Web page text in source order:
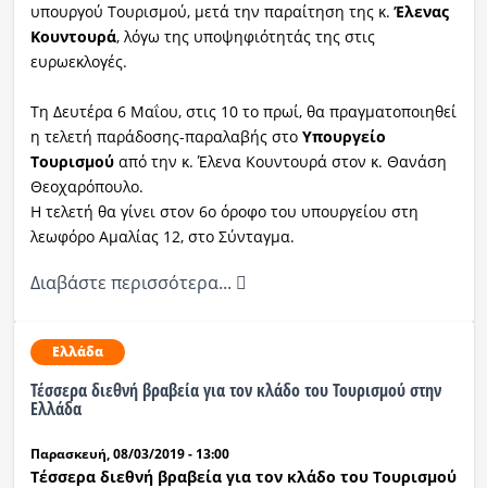
Ραδιόφωνο
Εκπομπές
Πολιτισμός
υπουργού Τουρισμού, μετά την παραίτηση της κ.Έλενας
Κουντουρά, λόγω της υποψηφιότητάς της στις
ευρωεκλογές.
Τη Δευτέρα 6 Μαΐου, στις 10 το πρωί, θα πραγματοποιηθεί
η τελετή παράδοσης-παραλαβής στο Υπουργείο
Τουρισμούαπό την κ. Έλενα Κουντουρά στον κ. Θανάση
Θεοχαρόπουλο.
Η τελετή θα γίνει στον 6ο όροφο του υπουργείου στη
λεωφόρο Αμαλίας 12, στο Σύνταγμα.
Διαβάστε περισσότερα...
Ελλάδα
Τέσσερα διεθνή βραβεία για τον κλάδο του Τουρισμού στην
Ελλάδα
Παρασκευή, 08/03/2019 - 13:00
Τέσσερα διεθνή βραβεία για τον κλάδο του Τουρισμού